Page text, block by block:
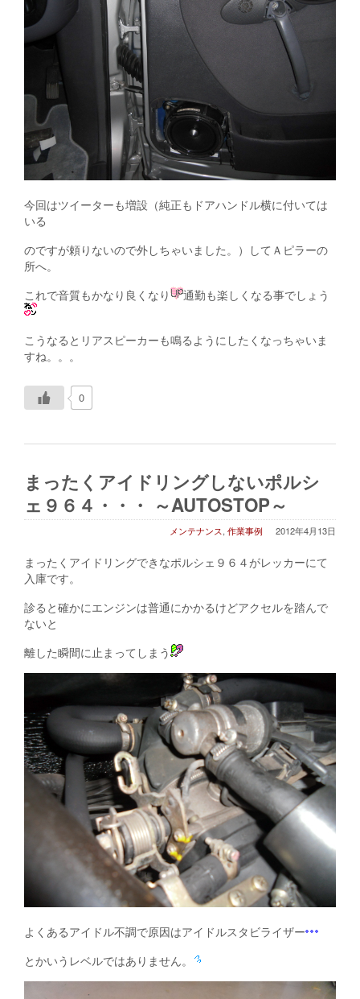
今回はツイーターも増設（純正もドアハンドル横に付いては
いる
のですが頼りないので外しちゃいました。）してＡピラーの
所へ。
これで音質もかなり良くなり
通勤も楽しくなる事でしょう
こうなるとリアスピーカーも鳴るようにしたくなっちゃいま
すね。。。
0
まったくアイドリングしないポルシ
ェ９６４・・・ ～AUTOSTOP～
2012年4月13日
メンテナンス, 作業事例
まったくアイドリングできなポルシェ９６４がレッカーにて
入庫です。
診ると確かにエンジンは普通にかかるけどアクセルを踏んで
ないと
離した瞬間に止まってしまう
よくあるアイドル不調で原因はアイドルスタビライザー
とかいうレベルではありません。